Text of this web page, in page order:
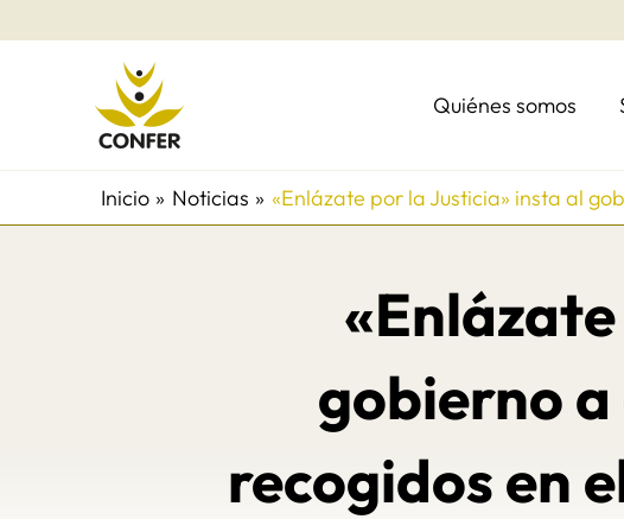
al
Quiénes somos
Inicio Noticias «Enlázate por la Justicia» insta al
gobierno
recogidos en